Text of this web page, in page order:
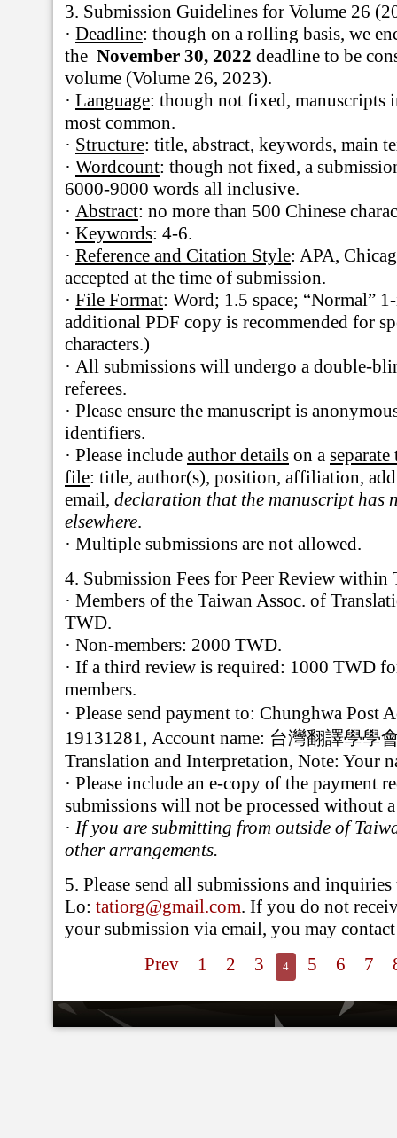
3. Submission Guidelines for Volume 26
· Deadline: though on a rolling basis, we
the November 30, 2022 deadline to be
volume (Volume 26, 2023).
· Language: though not fixed, manuscripts
most common.
· Structure: title, abstract, keywords, main
· Wordcount: though not fixed, a
6000-9000 words all inclusive.
· Abstract: no more than 500 Chinese
· Keywords: 4-6.
· Reference and Citation Style: APA,
accepted at the time of submission.
· File Format: Word; 1.5 space; “Normal”
additional PDF copy is recommended for
characters.)
· All submissions will undergo a double-
referees.
· Please ensure the manuscript is
identifiers.
· Please include author details on a
file: title, author(s), position, affiliation,
email, declaration that the manuscript has
elsewhere.
· Multiple submissions are not allowed.
4. Submission Fees for Peer Review within
· Members of the Taiwan Assoc. of
TWD.
· Non-members: 2000 TWD.
· If a third review is required: 1000 TWD
members.
· Please send payment to: Chunghwa Post
19131281, Account name: 台灣翻譯學學
Translation and Interpretation, Note: Your
· Please include an e-copy of the payment
submissions will not be processed without
· If you are submitting from outside of
other arrangements.
5. Please send all submissions and
Lo: tatiorg@gmail.com. If you do not
your submission via email, you may
Prev
1 2 3 4 5 6 7